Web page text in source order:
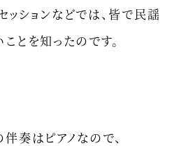
ションなどでは、皆で民謡
とを知ったのです。
奏はピアノなので、